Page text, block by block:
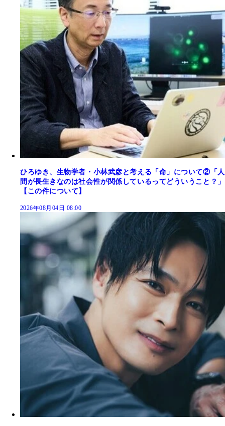
ひろゆき、生物学者・小林武彦と考える「命」について②「人
間が長生きなのは社会性が関係しているってどういうこと？」
【この件について】
2026年08月04日 08:00